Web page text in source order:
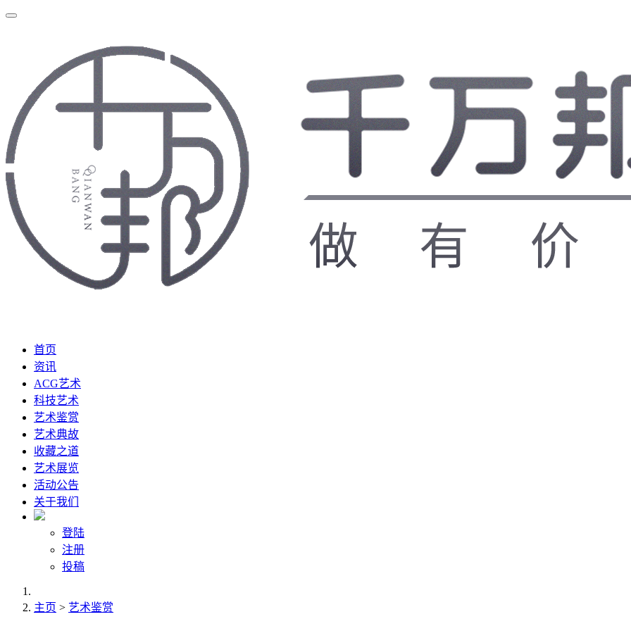
首页
资讯
ACG艺术
科技艺术
艺术鉴赏
艺术典故
收藏之道
艺术展览
活动公告
关于我们
登陆
注册
投稿
主页 > 艺术鉴赏